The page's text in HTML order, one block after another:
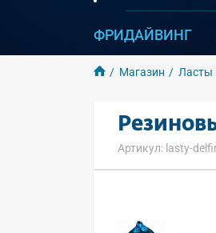
ФРИДАЙВИНГ
Магазин Ласты
Артикул: lasty-